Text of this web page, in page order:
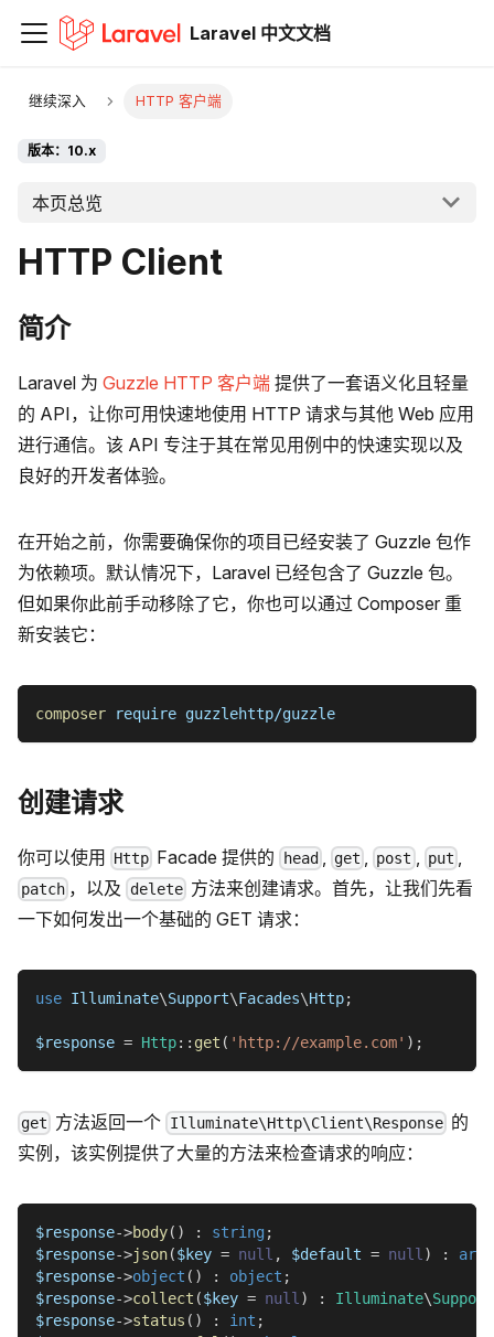
Laravel 中文文档
继续深入 HTTP 客户端
版本：10.x
本页总览
HTTP Client
简介
Laravel 为 Guzzle HTTP 客户端 提供了一套语义化且轻量
的 API，让你可用快速地使用 HTTP 请求与其他 Web 应用
进行通信。该 API 专注于其在常见用例中的快速实现以及
良好的开发者体验。
在开始之前，你需要确保你的项目已经安装了 Guzzle 包作
为依赖项。默认情况下，Laravel 已经包含了 Guzzle 包。
但如果你此前手动移除了它，你也可以通过 Composer 重
新安装它：
composer require guzzlehttp/guzzle
创建请求
你可以使用 Http Facade 提供的 head , get , post , put ,
patch ，以及 delete方法来创建请求。首先，让我们先看
一下如何发出一个基础的 GET 请求：
use Illuminate\Support\Facades\Http;
$response = Http:: get ( 'http://example.com' ) ;
get 方法返回一个 Illuminate\Http\Client\Response的
实例，该实例提供了大量的方法来检查请求的响应：
$response->body( ) : string ;
$response->json($key = null , $default = null) :
$response->object ( ) : object ;
$response->collect ($key = null) : Illuminate\Support
$response->status ( ) : int ;